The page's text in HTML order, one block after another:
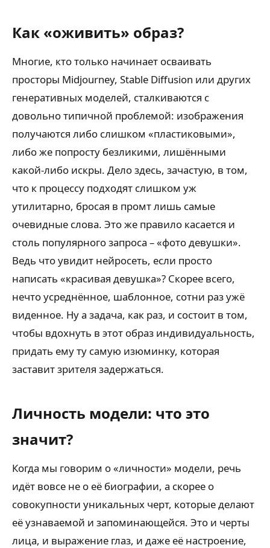
Как «оживить» образ?
Многие, кто только начинает осваивать
просторы Midjourney, Stable Diffusion или других
генеративных моделей, сталкиваются с
довольно типичной проблемой: изображения
получаются либо слишком «пластиковыми»,
либо же попросту безликими, лишёнными
какой-либо искры. Дело здесь, зачастую, в том,
что к процессу подходят слишком уж
утилитарно, бросая в промт лишь самые
очевидные слова. Это же правило касается и
столь популярного запроса – «фото девушки».
Ведь что увидит нейросеть, если просто
написать «красивая девушка»? Скорее всего,
нечто усреднённое, шаблонное, сотни раз ужё
виденное. Ну а задача, как раз, и состоит в том,
чтобы вдохнуть в этот образ индивидуальность,
придать ему ту самую изюминку, которая
заставит зрителя задержаться.
Личность модели: что это
значит?
Когда мы говорим о «личности» модели, речь
идёт вовсе не о её биографии, а скорее о
совокупности уникальных черт, которые делают
её узнаваемой и запоминающейся. Это и черты
лица, и выражение глаз, и даже её настроение,